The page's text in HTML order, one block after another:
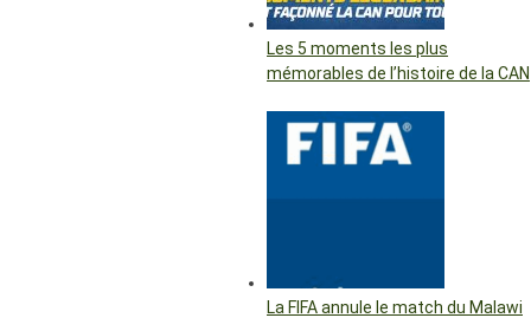
Les 5 moments les plus
mémorables de l’histoire de la CAN
La FIFA annule le match du Malawi